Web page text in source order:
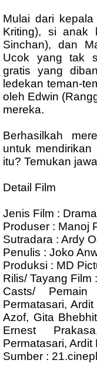
Mulai dari
Kriting), si anak
Sinchan), dan
Ucok yang tak
gratis yang
ledekan teman-
oleh Edwin
mereka.
Berhasilkah
untuk
itu? Temukan
Detail Film
Jenis Film : Drama
Produser : Manoj
Sutradara : Ardy
Penulis : Joko
Produksi : MD
Rilis/ Tayang Film
Casts/
Permatasari,
Azof, Gita
Ernest
Permatasari, Ardit
Sumber :